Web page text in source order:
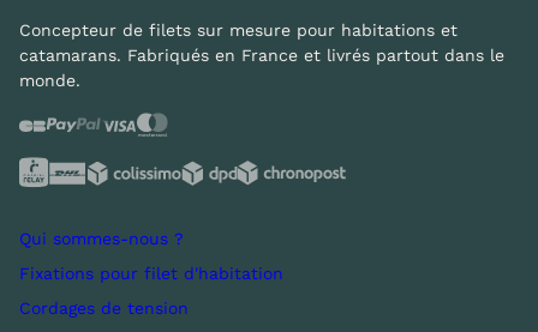
Concepteur de filets sur mesure pour habitations et
catamarans. Fabriqués en France et livrés partout dans le
monde.
Qui sommes-nous ?
Fixations pour filet d'habitation
Cordages de tension